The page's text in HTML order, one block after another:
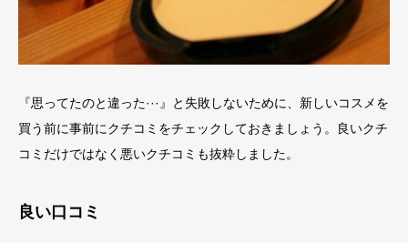
『思ってたのと違った···』と失敗しないために、新しいコスメを
買う前に事前にクチコミをチェックしておきましょう。良いクチ
コミだけではなく悪いクチコミも抜粋しました。
良い口コミ